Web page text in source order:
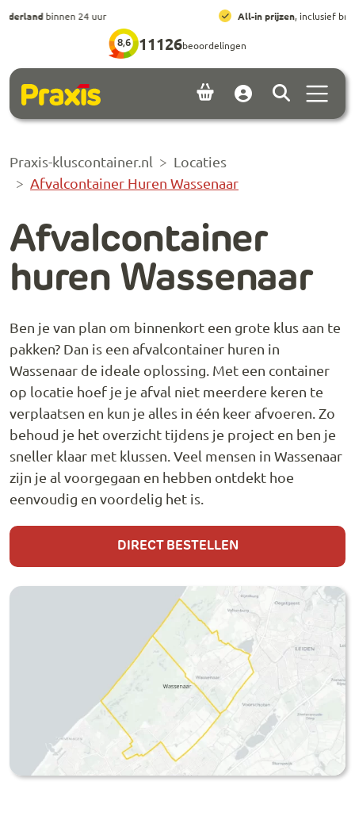
Ga naar hoofdinhoud
Ga naar footer
All-in prijzen , inclusief brengen, ophalen en huur
8,6 11126beoordelingen
Account
Praxis-kluscontainer.nl
Locaties
Afvalcontainer Huren Wassenaar
Afvalcontainer
huren Wassenaar
Ben je van plan om binnenkort een grote klus aan te
pakken? Dan is een afvalcontainer huren in
Wassenaar de ideale oplossing. Met een container
op locatie hoef je je afval niet meerdere keren te
verplaatsen en kun je alles in één keer afvoeren. Zo
behoud je het overzicht tijdens je project en ben je
sneller klaar met klussen. Veel mensen in Wassenaar
zijn je al voorgegaan en hebben ontdekt hoe
eenvoudig en voordelig het is.
DIRECT BESTELLEN